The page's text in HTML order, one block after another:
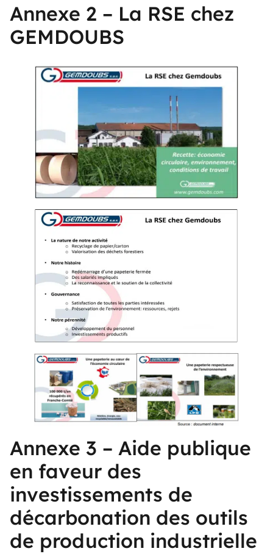
Annexe 2 – La RSE chez
GEMDOUBS
Annexe 3 – Aide publique
en faveur des
investissements de
décarbonation des outils
de production industrielle